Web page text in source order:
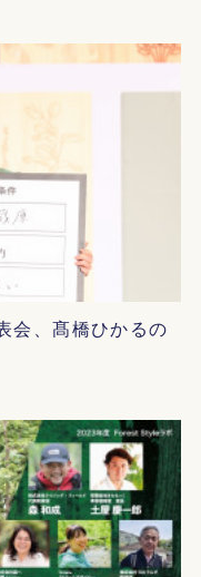
会、髙橋ひかるの